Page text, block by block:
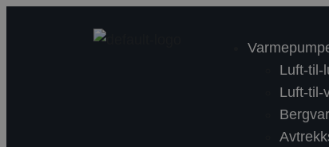
Luft-til-
Luft-til-